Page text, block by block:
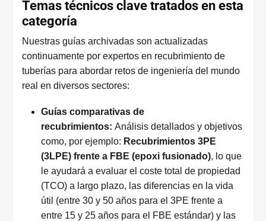
Temas técnicos clave tratados en esta
categoría
Nuestras guías archivadas son actualizadas
continuamente por expertos en recubrimiento de
tuberías para abordar retos de ingeniería del mundo
real en diversos sectores:
Guías comparativas de
recubrimientos: Análisis detallados y objetivos
como, por ejemplo: Recubrimientos 3PE
(3LPE) frente a FBE (epoxi fusionado), lo que
le ayudará a evaluar el coste total de propiedad
(TCO) a largo plazo, las diferencias en la vida
útil (entre 30 y 50 años para el 3PE frente a
entre 15 y 25 años para el FBE estándar) y las